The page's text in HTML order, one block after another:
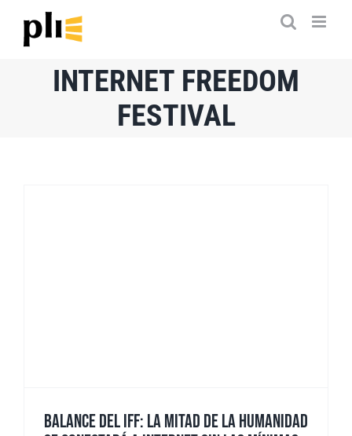
INTERNET FREEDOM
FESTIVAL
BALANCE DEL IFF: LA MITAD DE LA HUMANIDAD